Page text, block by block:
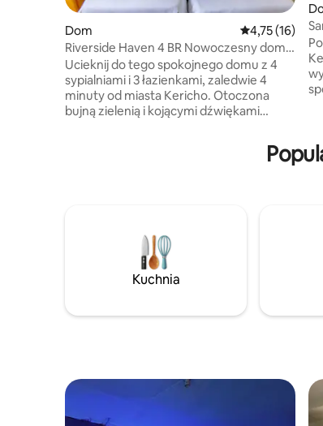
Dom Średnia
4,75 (16)
Riverside Haven 4 BR Nowoczesny dom z
prywatnym kompleksem
Ucieknij do tego spokojnego domu z 4
sypialniami i 3 łazienkami, zaledwie 4
minuty od miasta Kericho. Otoczona
bujną zielenią i kojącymi dźwiękami
kompleks, bezpieczny parking dla dwóch
Idealne zarówno na pobyty
długoterminowe, jak i krótkoterminowe.
Poczuj komfort, prywatność i przyrodę
w jednym miejscu! Więcej informacji
ad
Kuchnia